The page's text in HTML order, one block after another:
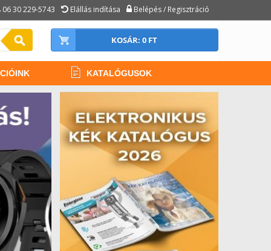
06 30 229-5743 Elállás indítása Belépés / Regisztráció
KOSÁR: 0 FT
KATALÓGUSOK